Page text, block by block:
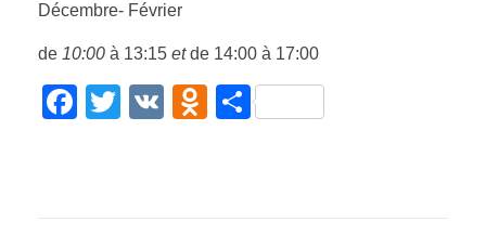
Décembre- Février
de 10:00 à 13:15 etde 14:00 à 17:00
F
T
V
O P